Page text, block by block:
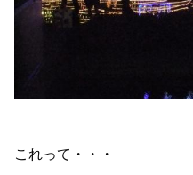
これって・・・